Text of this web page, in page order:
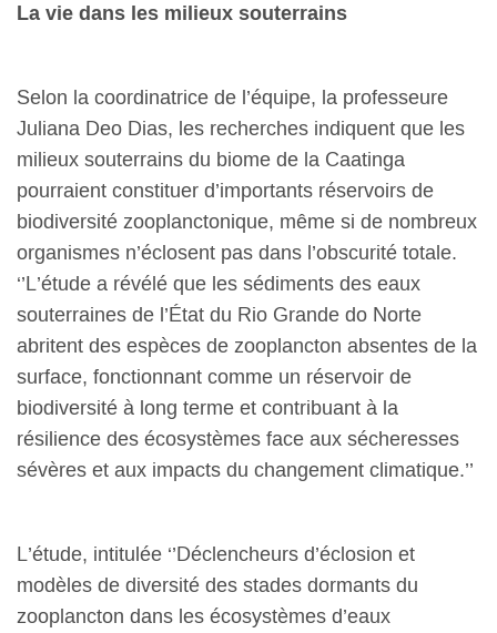
La vie dans les milieux souterrains
Selon la coordinatrice de l’équipe, la professeure
Juliana Deo Dias, les recherches indiquent que les
milieux souterrains du biome de la Caatinga
pourraient constituer d’importants réservoirs de
biodiversité zooplanctonique, même si de nombreux
organismes n’éclosent pas dans l’obscurité totale.
‘’L’étude a révélé que les sédiments des eaux
souterraines de l’État du Rio Grande do Norte
abritent des espèces de zooplancton absentes de la
surface, fonctionnant comme un réservoir de
biodiversité à long terme et contribuant à la
résilience des écosystèmes face aux sécheresses
sévères et aux impacts du changement climatique.’’
L’étude, intitulée ‘’Déclencheurs d’éclosion et
modèles de diversité des stades dormants du
zooplancton dans les écosystèmes d’eaux